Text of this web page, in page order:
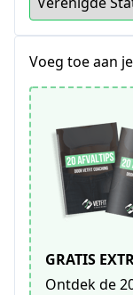
Voeg toe aan
GRATIS
Ontdek de